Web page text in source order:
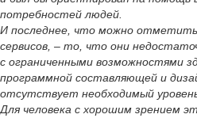
потребностей людей.
И последнее, что можно
сервисов, – то, что они
с ограниченными возможностями
программной составляющей и
отсутствует необходимый
Для человека с хорошим зрением